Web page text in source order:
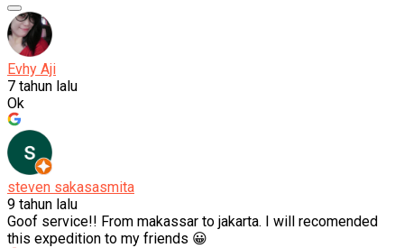
Evhy Aji
7 tahun lalu
Ok
steven sakasasmita
9 tahun lalu
Goof service!! From makassar to jakarta. I will recomended
this expedition to my friends 😀